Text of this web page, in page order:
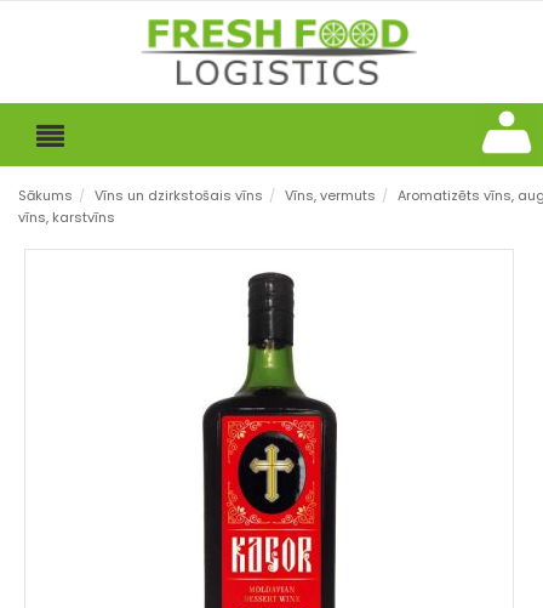
Sākums / Vīns un dzirkstošais vīns / Vīns, vermuts / Aromatizēts vīns,
vīns, karstvīns